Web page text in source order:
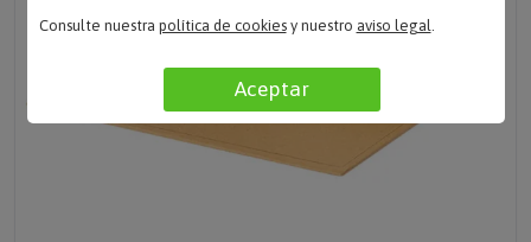
Consulte nuestra política de cookiesy nuestro aviso legal
Aceptar